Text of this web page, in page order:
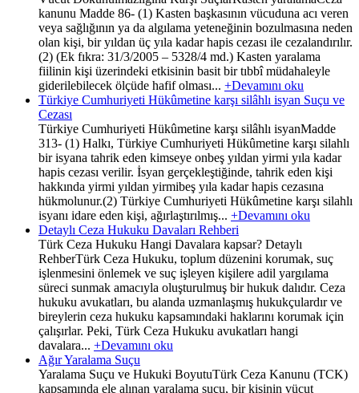
kanunu Madde 86- (1) Kasten başkasının vücuduna acı veren
veya sağlığının ya da algılama yeteneğinin bozulmasına neden
olan kişi, bir yıldan üç yıla kadar hapis cezası ile cezalandırılır.
(2) (Ek fıkra: 31/3/2005 – 5328/4 md.) Kasten yaralama
fiilinin kişi üzerindeki etkisinin basit bir tıbbî müdahaleyle
giderilebilecek ölçüde hafif olması... +Devamını oku
Türkiye Cumhuriyeti Hükûmetine karşı silâhlı isyan Suçu ve
Cezası
Türkiye Cumhuriyeti Hükûmetine karşı silâhlı isyanMadde
313- (1) Halkı, Türkiye Cumhuriyeti Hükûmetine karşı silahlı
bir isyana tahrik eden kimseye onbeş yıldan yirmi yıla kadar
hapis cezası verilir. İsyan gerçekleştiğinde, tahrik eden kişi
hakkında yirmi yıldan yirmibeş yıla kadar hapis cezasına
hükmolunur.(2) Türkiye Cumhuriyeti Hükûmetine karşı silahlı
isyanı idare eden kişi, ağırlaştırılmış... +Devamını oku
Detaylı Ceza Hukuku Davaları Rehberi
Türk Ceza Hukuku Hangi Davalara kapsar? Detaylı
RehberTürk Ceza Hukuku, toplum düzenini korumak, suç
işlenmesini önlemek ve suç işleyen kişilere adil yargılama
süreci sunmak amacıyla oluşturulmuş bir hukuk dalıdır. Ceza
hukuku avukatları, bu alanda uzmanlaşmış hukukçulardır ve
bireylerin ceza hukuku kapsamındaki haklarını korumak için
çalışırlar. Peki, Türk Ceza Hukuku avukatları hangi
davalara... +Devamını oku
Ağır Yaralama Suçu
Yaralama Suçu ve Hukuki BoyutuTürk Ceza Kanunu (TCK)
kapsamında ele alınan yaralama suçu, bir kişinin vücut